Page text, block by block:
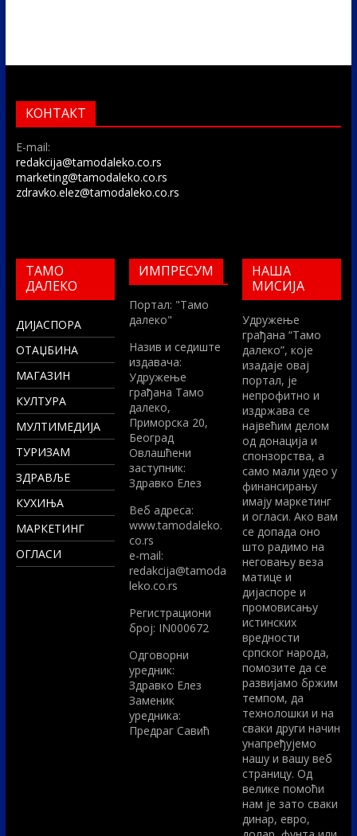
КОНТАКТ
E-mail:
redakcija@tamodaleko.co.rs
marketing@tamodaleko.co.rs
zdravko.elez@tamodaleko.co.rs
ТАМО
ДАЛЕКО
ДИЈАСПОРА
ОТАЏБИНА
МАГАЗИН
КУЛТУРА
МУЛТИМЕДИЈА
ТУРИЗАМ
ЗДРАВЉЕ
КУХИЊА
МАРКЕТИНГ
ОГЛАСИ
ИМПРЕСУМ
Портал: "Тамо
далеко"
Назив и седиште
издавача:
Удружење
грађана Тамо
далеко,
Приморска 20,
Београд
Овлашћени
заступник:
Здравко Елез
Вeб адреса:
www.tamodaleko.
co.rs
e-mail:
redakcija@tamoda
leko.co.rs
Регистрациони
број: IN000672
Одговорни
уредник:
Здравко Елез
Заменик
уредника:
Предраг Савић
НАША
МИСИЈА
Удружење
грађана “Тамо
далеко”, које
изадаје овај
портал, је
непрофитно и
издржава се
највећим делом
од донација и
спонзорства, а
само мали удео у
финансирању
имају маркетинг
и огласи. Ако вам
се допада оно
што радимо на
неговању веза
матице и
дијаспоре и
промовисању
истинских
вредности
српског народа,
помозите да се
развијамо бржим
темпом, да
технолошки и на
сваки други начин
унапређујемо
нашу и вашу веб
страницу. Од
велике помоћи
нам је зато сваки
динар, евро,